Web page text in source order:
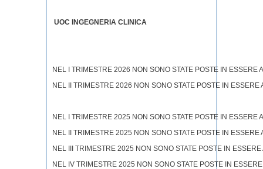
UOC INGEGNERIA CLINICA
NEL I TRIMESTRE 2026 NON SONO STATE POSTE IN ESSERE
NEL II TRIMESTRE 2026 NON SONO STATE POSTE IN ESSERE
NEL I TRIMESTRE 2025 NON SONO STATE POSTE IN ESSERE
NEL II TRIMESTRE 2025 NON SONO STATE POSTE IN ESSERE
NEL III TRIMESTRE 2025 NON SONO STATE POSTE IN ESSERE
NEL IV TRIMESTRE 2025 NON SONO STATE POSTE IN